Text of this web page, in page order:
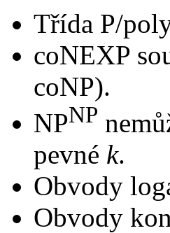
Třída P/
coNEXP
coNP).
NPNP
pevné k.
Obvody
Obvody